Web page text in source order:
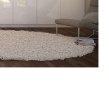
Outdoorküche
der
Produktlinie
Ultima